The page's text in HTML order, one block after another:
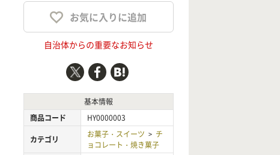
お気に入りに追加
自治体からの重要なお知らせ
基本情報
商品コード
HY0000003
カテゴリ
お菓子・スイーツ > チ
ョコレート・焼き菓子